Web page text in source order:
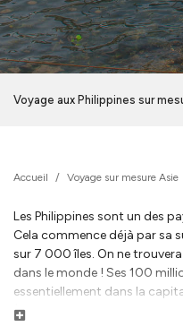
Voyage aux Philippines sur
Accueil / Voyage sur mesure Asie
Les Philippines sont un des
Cela commence déjà par sa
sur 7 000 îles. On ne
dans le monde ! Ses 100
essentiellement dans la
(Quezon, Cebu, Davao,
Lire la suite